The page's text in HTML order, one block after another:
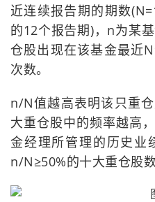
近连续报告期的期数
的12个报告期)，n为某
仓股出现在该基金最近
次数。
n/N值越高表明该只重
大重仓股中的频率越高
金经理所管理的历史业
n/N≥50%的十大重仓股数